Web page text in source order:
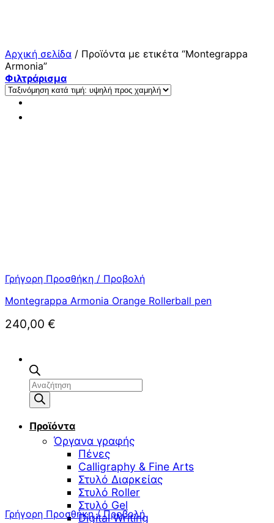
Αναζήτηση
προϊόντων
Προϊόντα
Όργανα γραφής
Πένες
Calligraphy & Fine Arts
Στυλό Διαρκείας
Στυλό Roller
Στυλό Gel
Digital Writing
Αρχική σελίδα / Προϊόντα με ετικέτα “Montegrappa
Armonia”
Φιλτράρισμα
Γρήγορη Προσθήκη / Προβολή
Montegrappa Armonia Orange Rollerball pen
240,00 €
Γρήγορη Προσθήκη / Προβολή